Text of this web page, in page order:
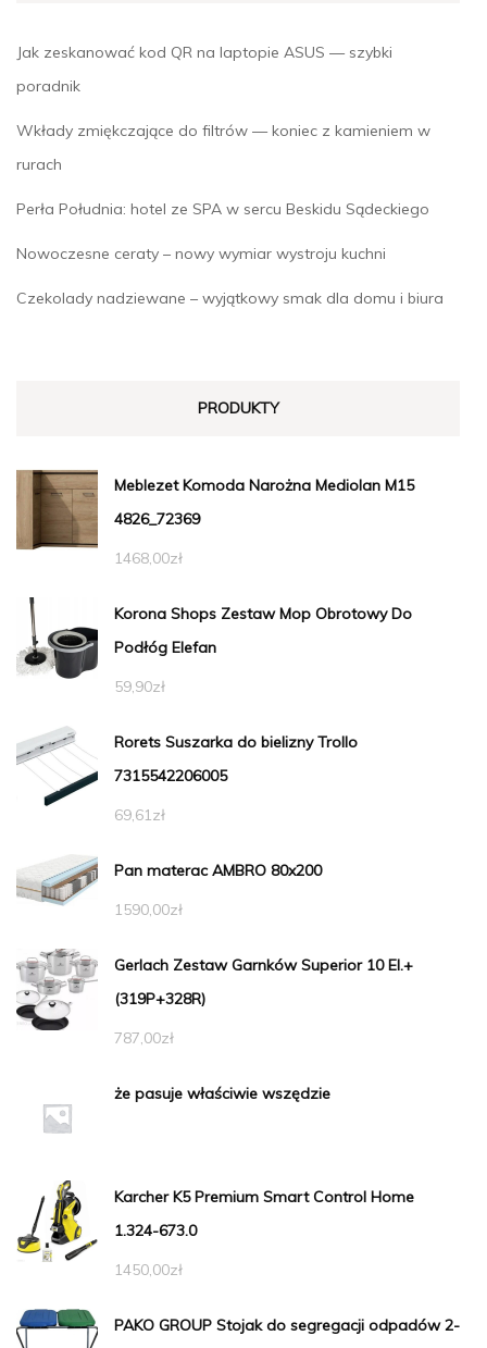
Jak zeskanować kod QR na laptopie ASUS — szybki
poradnik
Wkłady zmiękczające do filtrów — koniec z kamieniem w
rurach
Perła Południa: hotel ze SPA w sercu Beskidu Sądeckiego
Nowoczesne ceraty – nowy wymiar wystroju kuchni
Czekolady nadziewane – wyjątkowy smak dla domu i biura
PRODUKTY
Meblezet Komoda Narożna Mediolan M15
4826_72369
1468,00zł
Korona Shops Zestaw Mop Obrotowy Do
Podłóg Elefan
59,90zł
Rorets Suszarka do bielizny Trollo
7315542206005
69,61zł
Pan materac AMBRO 80x200
1590,00zł
Gerlach Zestaw Garnków Superior 10 El.+
(319P+328R)
787,00zł
że pasuje właściwie wszędzie
Karcher K5 Premium Smart Control Home
1.324-673.0
1450,00zł
PAKO GROUP Stojak do segregacji odpadów 2-